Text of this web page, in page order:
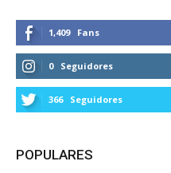
1,409 Fans
0 Seguidores
366 Seguidores
POPULARES